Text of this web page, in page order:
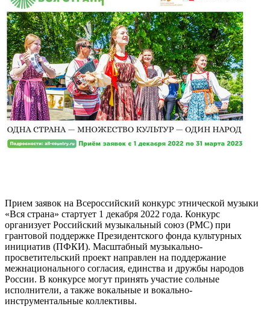
Прием заявок на Всероссийский конкурс этнической музыки
«Вся страна» стартует 1 декабря 2022 года. Конкурс
организует Российский музыкальный союз (РМС) при
грантовой поддержке Президентского фонда культурных
инициатив (ПФКИ). Масштабный музыкально-
просветительский проект направлен на поддержание
межнационального согласия, единства и дружбы народов
России. В конкурсе могут принять участие сольные
исполнители, а также вокальные и вокально-
инструментальные коллективы.